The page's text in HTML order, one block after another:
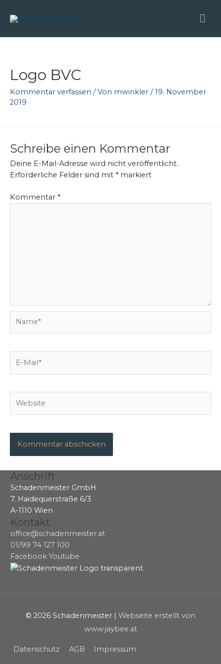
Inhalt
Logo BVC
Kommentar verfassen / Von mwinkler / 19. November
2019
Schreibe einen Kommentar
Deine E-Mail-Adresse wird nicht veröffentlicht.
Erforderliche Felder sind mit * markiert
Kommentar *
Mail*
Anschrift
Schadenmeister GmbH
7. Haidequerstraße 6/3
A-1110 Wien
Kontakt
office@schadenmeister.at
01/99 74 127 100
Facebook Youtube
© 2026 Schadenmeister | Webseite erstellt von
www.jaybee.at
Datenschutz AGB Impressum